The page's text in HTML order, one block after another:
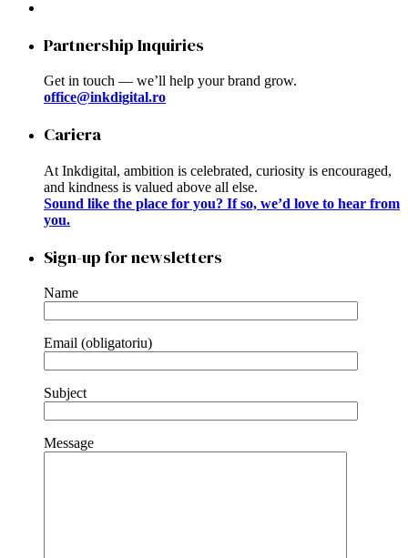
Partnership Inquiries
Get in touch — we’ll help your brand grow.
office@inkdigital.ro
Cariera
At Inkdigital, ambition is celebrated, curiosity is encouraged,
and kindness is valued above all else.
Sound like the place for you? If so, we’d love to hear from
you.
Sign-up for newsletters
Name
Email (obligatoriu)
Subject
Message